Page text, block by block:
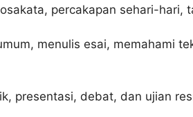
percakapan sehari-hari,
menulis esai, memahami
presentasi, debat, dan ujian